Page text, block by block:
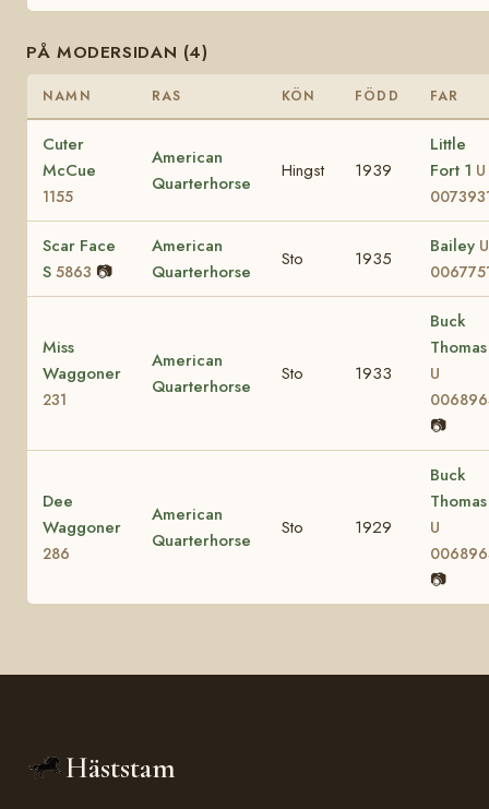
PÅ MODERSIDAN (4)
NAMN RAS KÖN FÖDD FAR
Cuter
McCue
1155
American
Quarterhorse
Hingst 1939
Little
Fort 1 U
Scar Face
S 5863 📷
American
Quarterhorse
Sto 1935
Bailey U
Miss
Waggoner
231
American
Quarterhorse
Sto 1933
Buck
Thomas
U
📷
Dee
Waggoner
286
American
Quarterhorse
Sto 1929
Buck
Thomas
U
📷
Häststam